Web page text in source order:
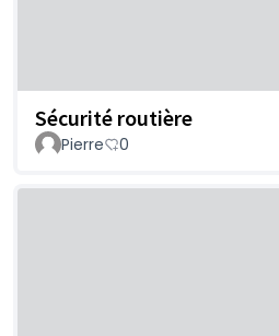
Sécurité routière
Pierre 0